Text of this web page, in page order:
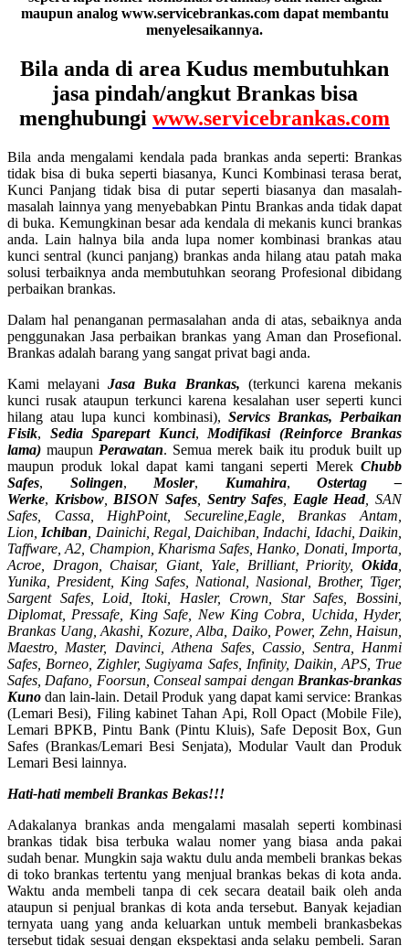
maupun analog www.servicebrankas.com dapat membantu
menyelesaikannya.
Bila anda di area Kudus membutuhkan
jasa pindah/angkut Brankas bisa
menghubungi www.servicebrankas.com
Bila anda mengalami kendala pada brankas anda seperti: Brankas
tidak bisa di buka seperti biasanya, Kunci Kombinasi terasa berat,
Kunci Panjang tidak bisa di putar seperti biasanya dan masalah-
masalah lainnya yang menyebabkan Pintu Brankas anda tidak dapat
di buka. Kemungkinan besar ada kendala di mekanis kunci brankas
anda. Lain halnya bila anda lupa nomer kombinasi brankas atau
kunci sentral (kunci panjang) brankas anda hilang atau patah maka
solusi terbaiknya anda membutuhkan seorang Profesional dibidang
perbaikan brankas.
Dalam hal penanganan permasalahan anda di atas, sebaiknya anda
penggunakan Jasa perbaikan brankas yang Aman dan Prosefional.
Brankas adalah barang yang sangat privat bagi anda.
Kami melayaniJasa Buka Brankas, (terkunci karena mekanis
kunci rusak ataupun terkunci karena kesalahan user seperti kunci
hilang atau lupa kunci kombinasi), Servics Brankas, Perbaikan
Fisik, Sedia Sparepart Kunci, Modifikasi (Reinforce Brankas
lama) maupun Perawatan. Semua merek baik itu produk built up
maupun produk lokal dapat kami tangani seperti Merek Chubb
Safes, Solingen, Mosler, Kumahira,Ostertag –
Werke, Krisbow, BISON Safes, Sentry Safes Eagle Head, SAN
Safes, Cassa, HighPoint, Secureline, Eagle, Brankas Antam,
Lion, Ichiban , Dainichi, Regal, Daichiban, Indachi, Idachi, Daikin,
Taffware, A2, Champion, Kharisma Safes, Hanko, Donati, Importa,
Acroe, Dragon, Chaisar, Giant, Yale, Brilliant, Priority, Okida
Yunika, President, King Safes, National, Nasional, Brother, Tiger,
Sargent Safes, Loid, Itoki, Hasler, Crown, Star Safes, Bossini,
Diplomat, Pressafe, King Safe, New King Cobra, Uchida, Hyder,
Brankas Uang, Akashi, Kozure, Alba, Daiko, Power, Zehn, Haisun,
Maestro, Master, Davinci, Athena Safes, Cassio, Sentra, Hanmi
Safes, Borneo, Zighler, Sugiyama Safes, Infinity, Daikin, APS, True
Safes, Dafano, Foorsun, Conseal sampai dengan Brankas-brankas
Kuno dan lain-lain. Detail Produk yang dapat kami service: Brankas
(Lemari Besi), Filing kabinet Tahan Api, Roll Opact (Mobile File),
Lemari BPKB, Pintu Bank (Pintu Kluis), Safe Deposit Box, Gun
Safes (Brankas/Lemari Besi Senjata), Modular Vault dan Produk
Lemari Besi lainnya.
Hati-hati membeli Brankas Bekas!!!
Adakalanya brankas anda mengalami masalah seperti kombinasi
brankas tidak bisa terbuka walau nomer yang biasa anda pakai
sudah benar. Mungkin saja waktu dulu anda membeli brankas bekas
di toko brankas tertentu yang menjual brankas bekas di kota anda.
Waktu anda membeli tanpa di cek secara deatail baik oleh anda
ataupun si penjual brankas di kota anda tersebut. Banyak kejadian
ternyata uang yang anda keluarkan untuk membeli brankasbekas
tersebut tidak sesuai dengan ekspektasi anda selaku pembeli. Saran